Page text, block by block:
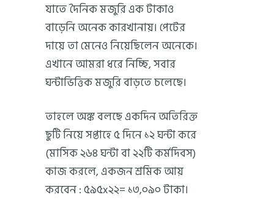
যাতে দৈনিক মজুরি এক টাকাও
বাড়েনি অনেক কারখানায়। পেটের
দায়ে তা মেনেও নিয়েছিলেন অনেকে।
এখানে আমরা ধরে নিচ্ছি, সবার
ঘন্টাভিত্তিক মজুরি বাড়তে চলেছে।
তাহলে অঙ্ক বলছে একদিন অতিরিক্ত
ছুটি নিয়ে সপ্তাহে ৫ দিনে ১২ ঘন্টা করে
(মাসিক ২৬৪ ঘন্টা বা ২২টি কর্মদিবস)
কাজ করলে, একজন শ্রমিক আয়
করবেন : ৫৯৫x২২= ১৩,০৯০ টাকা।